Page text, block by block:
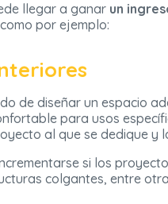
llegar a ganar un
por ejemplo:
de diseñar un espacio
para usos
al que se dedique y
si los
colgantes, entre